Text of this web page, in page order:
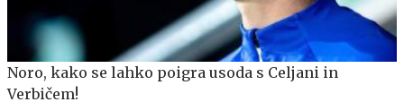
Noro, kako se lahko poigra usoda s Celjani in
Verbičem!